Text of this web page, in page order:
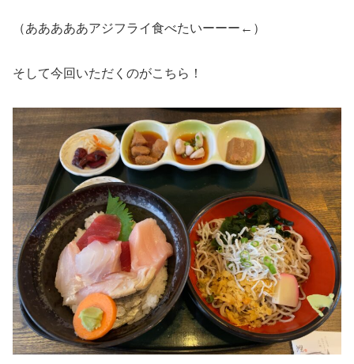
（あああああアジフライ食べたいーーー←）
そして今回いただくのがこちら！